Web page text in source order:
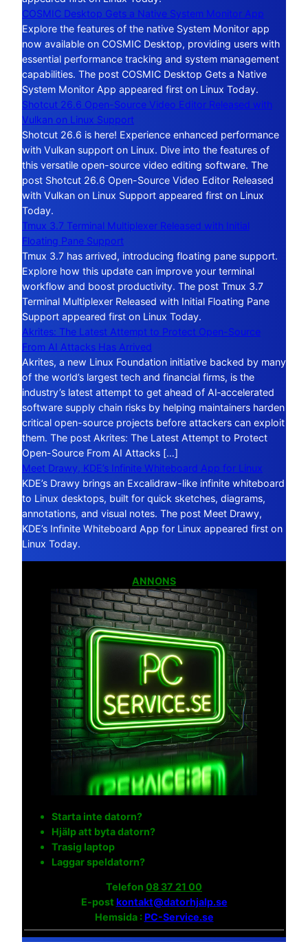
COSMIC Desktop Gets a Native System Monitor App
Explore the features of the native System Monitor app
now available on COSMIC Desktop, providing users with
essential performance tracking and system management
capabilities. The post COSMIC Desktop Gets a Native
System Monitor App appeared first on Linux Today.
Shotcut 26.6 Open-Source Video Editor Released with
Vulkan on Linux Support
Shotcut 26.6 is here! Experience enhanced performance
with Vulkan support on Linux. Dive into the features of
this versatile open-source video editing software. The
post Shotcut 26.6 Open-Source Video Editor Released
with Vulkan on Linux Support appeared first on Linux
Today.
Tmux 3.7 Terminal Multiplexer Released with Initial
Floating Pane Support
Tmux 3.7 has arrived, introducing floating pane support.
Explore how this update can improve your terminal
workflow and boost productivity. The post Tmux 3.7
Terminal Multiplexer Released with Initial Floating Pane
Support appeared first on Linux Today.
Akrites: The Latest Attempt to Protect Open-Source
From AI Attacks Has Arrived
Akrites, a new Linux Foundation initiative backed by many
of the world’s largest tech and financial firms, is the
industry’s latest attempt to get ahead of AI‑accelerated
software supply chain risks by helping maintainers harden
critical open-source projects before attackers can exploit
them. The post Akrites: The Latest Attempt to Protect
Open-Source From AI Attacks […]
Meet Drawy, KDE’s Infinite Whiteboard App for Linux
KDE’s Drawy brings an Excalidraw-like infinite whiteboard
to Linux desktops, built for quick sketches, diagrams,
annotations, and visual notes. The post Meet Drawy,
KDE’s Infinite Whiteboard App for Linux appeared first on
Linux Today.
ANNONS
Starta inte datorn?
Hjälp att byta datorn?
Trasig laptop
Laggar speldatorn?
Telefon 08 37 21 00
E-post kontakt@datorhjalp.se
Hemsida :PC-Service.se